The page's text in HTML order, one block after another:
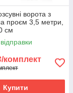
ворота з
проєм 3,5 метри,
см
комплект
Купити